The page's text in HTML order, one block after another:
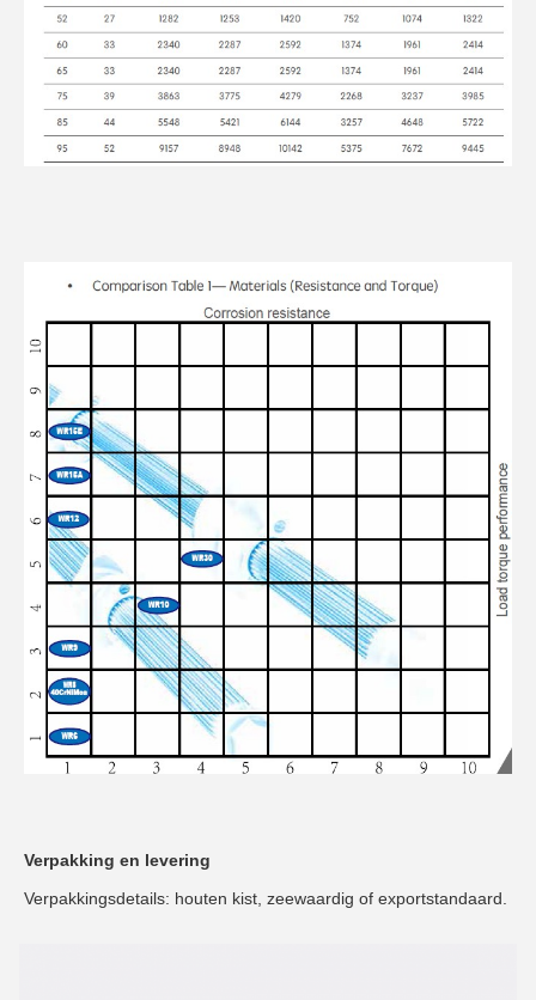
Verpakking en levering
Verpakkingsdetails: houten kist, zeewaardig of exportstandaard.